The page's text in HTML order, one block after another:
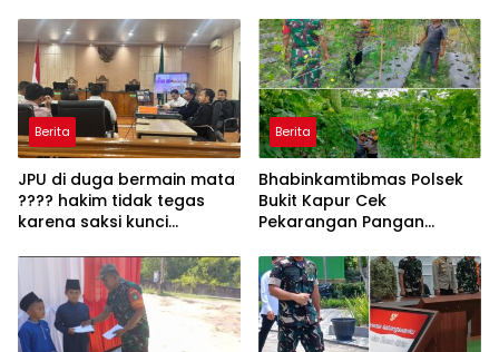
Berita
JPU di duga bermain mata
???? hakim tidak tegas
karena saksi kunci
dalam kasus korupsi SPRH
rohil
Berita
Bhabinkamtibmas Polsek
Bukit Kapur Cek
Pekarangan Pangan
Zulfahli Tegaskan
Komitmen Dukung
Ketahanan Pangan